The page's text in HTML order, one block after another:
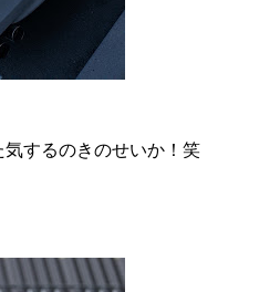
するのきのせいか！笑